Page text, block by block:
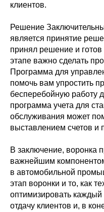
клиентов.
Решение
является принятие
принял решение и
этапе важно сделать
Программа для
помочь вам упростить
бесперебойную работу
программа учета для
обслуживания может
выставлением счетов и
В заключение, воронка
важнейшим
в автомобильной
этап воронки и то, как
оптимизировать
отдачу клиентов и, в